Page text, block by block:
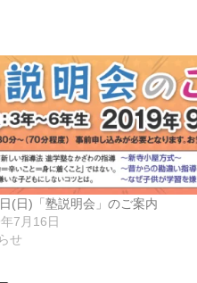
(日)「塾説明会」のご案内
7月16日
せ